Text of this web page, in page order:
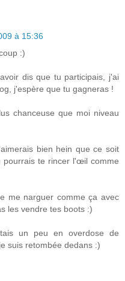
à 15:36
:)
dis que tu participais, j'ai
j'espère que tu gagneras !
chanceuse que moi niveau
bien hein que ce soit
te rincer l'œil comme
me narguer comme ça avec
les vendre tes boots :)
un peu en overdose de
suis retombée dedans :)